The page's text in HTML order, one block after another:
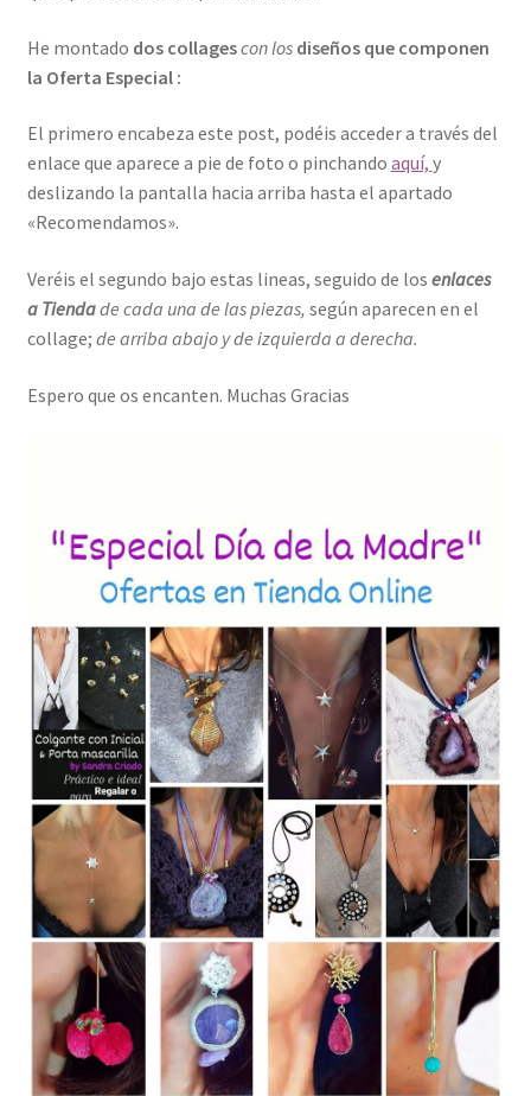
He montado dos collagescon los diseños que componen
la Oferta Especial :
El primero encabeza este post, podéis acceder a través del
enlace que aparece a pie de foto o pinchando aquí, y
deslizando la pantalla hacia arriba hasta el apartado
«Recomendamos».
Veréis el segundo bajo estas lineas, seguido de los enlaces
a Tiendade cada una de las piezas, según aparecen en el
collage; de arriba abajo y de izquierda a derecha.
Espero que os encanten. Muchas Gracias